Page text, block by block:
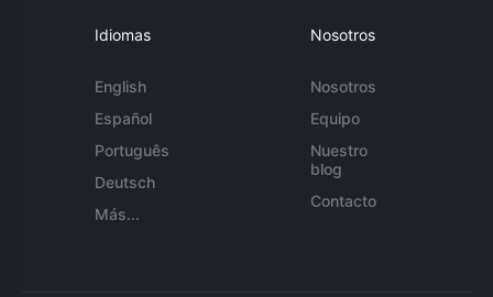
Idiomas
English
Español
Português
Deutsch
Más...
Nosotros
Nosotros
Equipo
Nuestro
blog
Contacto